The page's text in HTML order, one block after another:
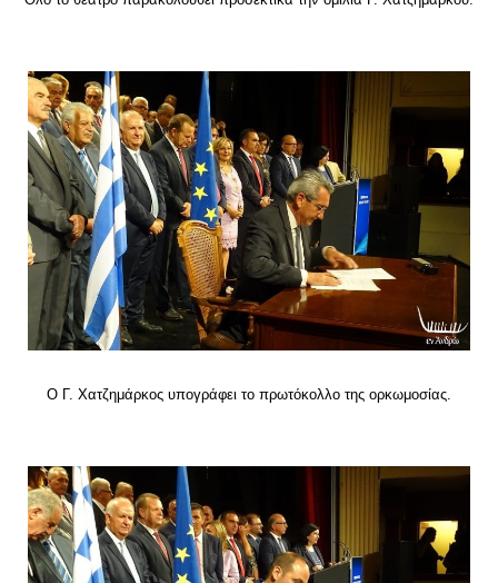
Ο Γ. Χατζημάρκος υπογράφει το πρωτόκολλο της ορκωμοσίας.